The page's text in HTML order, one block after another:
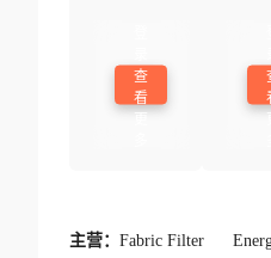
查
看
主营： Fabric Filter